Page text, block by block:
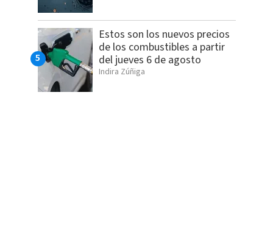
Estos son los nuevos precios
de los combustibles a partir
del jueves 6 de agosto
Indira Zúñiga